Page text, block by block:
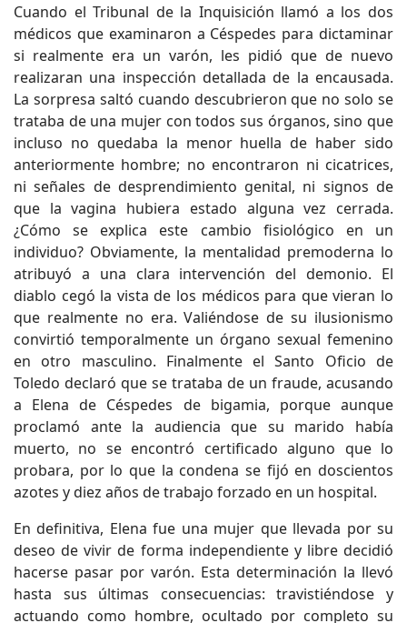
Cuando el Tribunal de la Inquisición llamó a los dos
médicos que examinaron a Céspedes para dictaminar
si realmente era un varón, les pidió que de nuevo
realizaran una inspección detallada de la encausada.
La sorpresa saltó cuando descubrieron que no solo se
trataba de una mujer con todos sus órganos, sino que
incluso no quedaba la menor huella de haber sido
anteriormente hombre; no encontraron ni cicatrices,
ni señales de desprendimiento genital, ni signos de
que la vagina hubiera estado alguna vez cerrada.
¿Cómo se explica este cambio fisiológico en un
individuo? Obviamente, la mentalidad premoderna lo
atribuyó a una clara intervención del demonio. El
diablo cegó la vista de los médicos para que vieran lo
que realmente no era. Valiéndose de su ilusionismo
convirtió temporalmente un órgano sexual femenino
en otro masculino. Finalmente el Santo Oficio de
Toledo declaró que se trataba de un fraude, acusando
a Elena de Céspedes de bigamia, porque aunque
proclamó ante la audiencia que su marido había
muerto, no se encontró certificado alguno que lo
probara, por lo que la condena se fijó en doscientos
azotes y diez años de trabajo forzado en un hospital.
En definitiva, Elena fue una mujer que llevada por su
deseo de vivir de forma independiente y libre decidió
hacerse pasar por varón. Esta determinación la llevó
hasta sus últimas consecuencias: travistiéndose y
actuando como hombre, ocultado por completo su